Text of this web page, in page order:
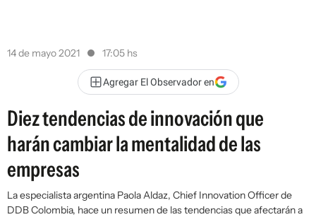
14 de mayo 2021 17:05 hs
Agregar El Observador en
Diez tendencias de innovación que
harán cambiar la mentalidad de las
empresas
La especialista argentina Paola Aldaz, Chief Innovation Officer de
DDB Colombia, hace un resumen de las tendencias que afectarán a